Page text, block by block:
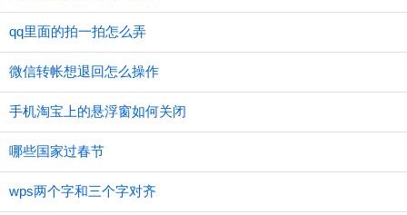
qq里面的拍一拍怎么弄
微信转帐想退回怎么操作
手机淘宝上的悬浮窗如何关闭
哪些国家过春节
wps两个字和三个字对齐